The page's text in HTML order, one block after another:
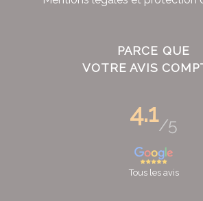
PARCE QUE
VOTRE AVIS
4.1/5
Tous les avis